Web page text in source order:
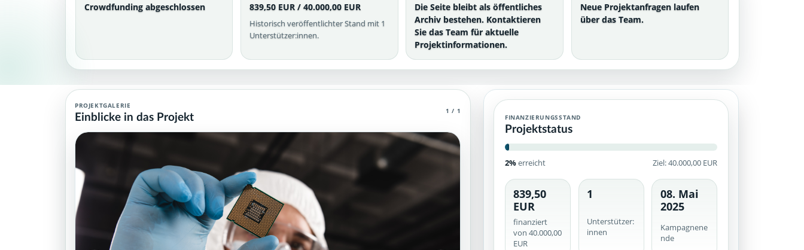
Crowdfunding abgeschlossen 839,50 EUR / 40.000,00 EUR
Historisch veröffentlichter Stand mit 1
Unterstützer:innen.
Die Seite bleibt als öffentliches
Archiv bestehen. Kontaktieren
Sie das Team für aktuelle
Projektinformationen.
Neue Projektanfragen laufen
über das Team.
Halbleiterfertigung Agent (MCP)
Halbleiterfertigung Agent (MCP): Teamprofil, Hintergrund und Kontaktmöglichkeiten zur Kampagne.
Projektteam: SupraTix GmbH.
Historischer Finanzierungsstand: 839,50 EUR von 40.000,00 EUR.
Historisch veröffentlichte Unterstützungsoptionen: 4.
Aktiver Seitenabschnitt: team.
Qualitätssicherung: Kanonische URL, Robots-Angaben, aggregierte Unterstützerinformationen und veröffentlichte Inhaltsbereiche werden serverseitig geprüft.
PROJEKTGALERIE
Einblicke in das Projekt 1 / 1
FINANZIERUNGSSTAND
Projektstatus
2%erreicht Ziel: 40.000,00 EUR
839,50
EUR
finanziert
von 40.000,00
EUR
1
Unterstützer:
innen
08. Mai
2025
Kampagnene
nde